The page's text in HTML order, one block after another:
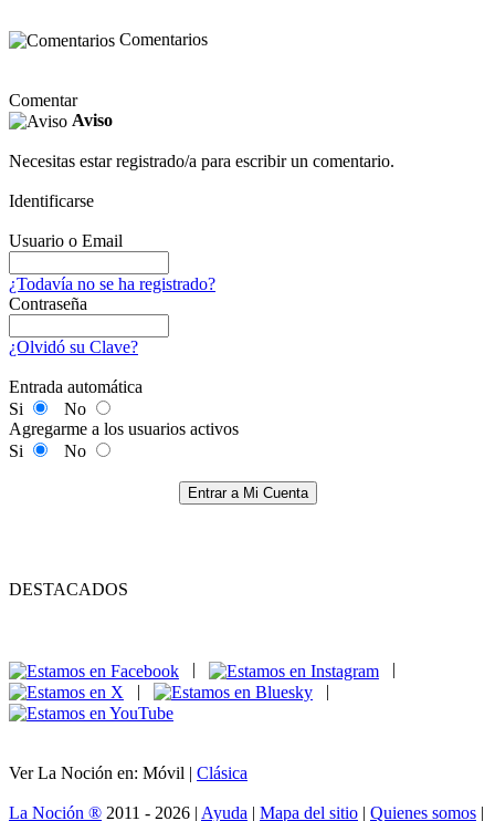
Comentarios
Comentar
Aviso
Necesitas estar registrado/a para escribir un comentario.
Identificarse
Usuario o Email
¿Todavía no se ha registrado?
Contraseña
¿Olvidó su Clave?
Entrada automática
Si
No
Agregarme a los usuarios activos
Si
No
Entrar a Mi Cuenta
DESTACADOS
|
|
Ver La Noción en: Móvil | Clásica
La Noción ® 2011 - 2026 | Ayuda | Mapa del sitio | Quienes somos |